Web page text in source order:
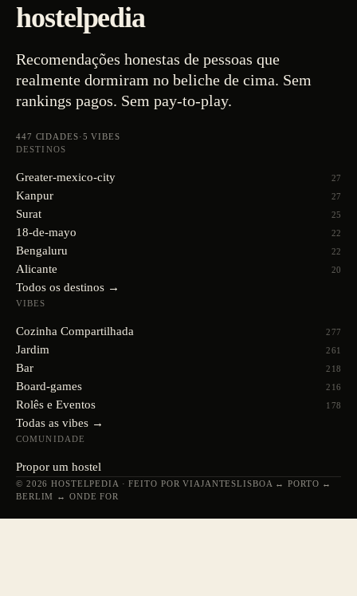
hostelpedia
Recomendações honestas de pessoas que
realmente dormiram no beliche de cima. Sem
rankings pagos. Sem pay-to-play.
447 CIDADES·5 VIBES
DESTINOS
Greater-mexico-city 27
Kanpur 27
Surat 25
18-de-mayo 22
Bengaluru 22
Alicante 20
Todos os destinos →
VIBES
Cozinha Compartilhada 277
Jardim 261
Bar 218
Board-games 216
Rolês e Eventos 178
Todas as vibes →
COMUNIDADE
Propor um hostel
© 2026 HOSTELPEDIA · FEITO POR VIAJANTESLISBOA ↔ PORTO ↔
BERLIM ↔ ONDE FOR